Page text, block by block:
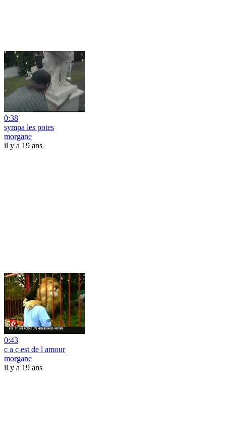
0:38
sympa les potes
morgane
il y a 19 ans
0:43
c a c est de l amour
morgane
il y a 19 ans